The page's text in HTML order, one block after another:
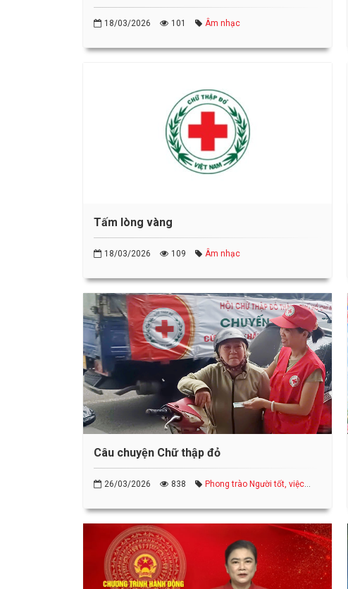
18/03/2026 101 Âm nhạc
Tấm lòng vàng
18/03/2026 109 Âm nhạc
Câu chuyện Chữ thập đỏ
26/03/2026 838
Phong trào Người tốt, việc